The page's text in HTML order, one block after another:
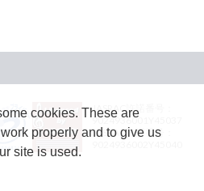
JASRAC許諾番号：
9024936001Y45037
JASRAC許諾番号：
cookies. These are
properly and to give us
site is used.